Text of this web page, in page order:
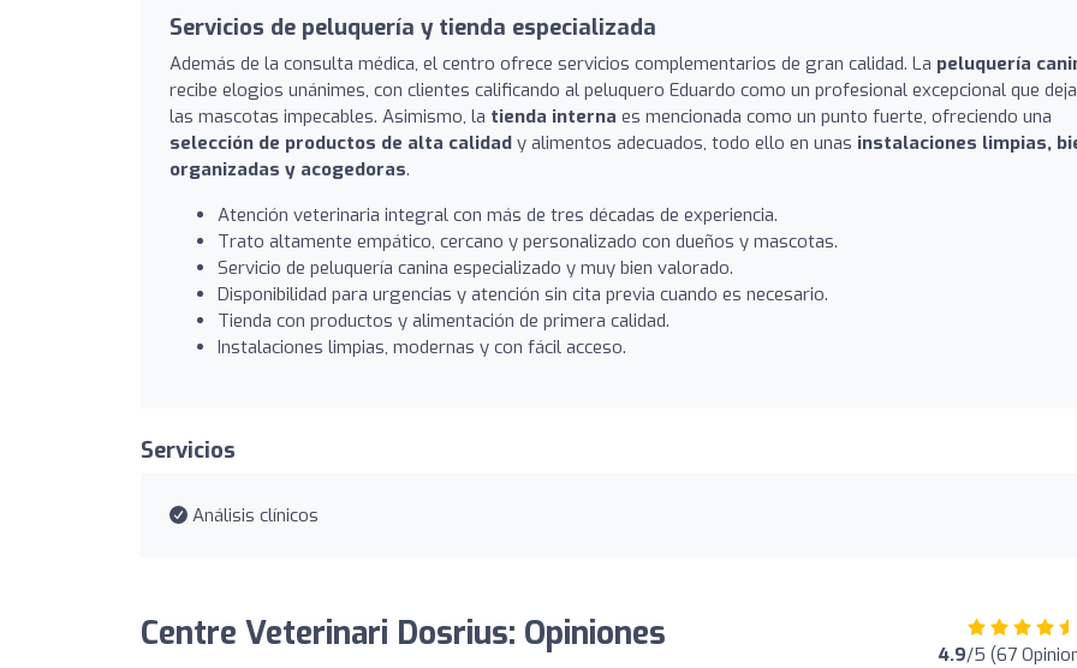
Servicios de peluquería y tienda especializada
Además de la consulta médica, el centro ofrece servicios complementarios de gran calidad. La peluquería
recibe elogios unánimes, con clientes calificando al peluquero Eduardo como un profesional excepcional que
las mascotas impecables. Asimismo, la tienda interna es mencionada como un punto fuerte, ofreciendo una
selección de productos de alta calidad y alimentos adecuados, todo ello en unas instalaciones limpias,
organizadas y acogedoras.
Atención veterinaria integral con más de tres décadas de experiencia.
Trato altamente empático, cercano y personalizado con dueños y mascotas.
Servicio de peluquería canina especializado y muy bien valorado.
Disponibilidad para urgencias y atención sin cita previa cuando es necesario.
Tienda con productos y alimentación de primera calidad.
Instalaciones limpias, modernas y con fácil acceso.
Servicios
Análisis clínicos
Centre Veterinari Dosrius: Opiniones 4.9/5 (67